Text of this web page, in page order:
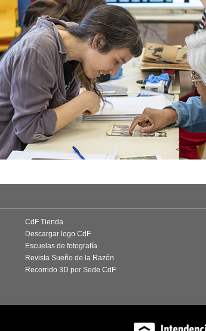
CdF Tienda
Descargar logo CdF
Escuelas de fotografía
Revista Sueño de la Razón
Recorrido 3D por Sede CdF